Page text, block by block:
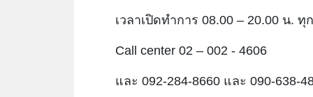
เวลาเปิดทำการ 08.00 – 20.00 น. ทุ
Call center 02 – 002 - 4606
และ 092-284-8660 และ 090-638-